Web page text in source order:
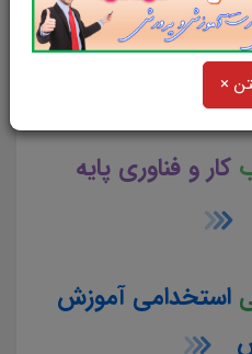
×
کار و فناوری پایه
کار و فناوری پایه
استخدامی آموزش